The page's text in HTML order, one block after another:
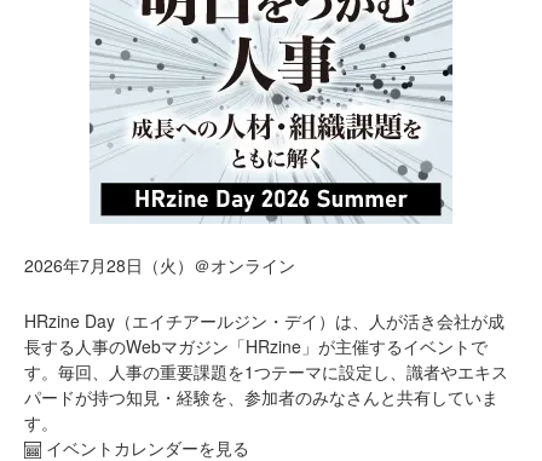
2026年7月28日（火）＠オンライン
HRzine Day（エイチアールジン・デイ）は、人が活き会社が成
長する人事のWebマガジン「HRzine」が主催するイベントで
す。毎回、人事の重要課題を1つテーマに設定し、識者やエキス
パードが持つ知見・経験を、参加者のみなさんと共有していま
す。
イベントカレンダーを見る